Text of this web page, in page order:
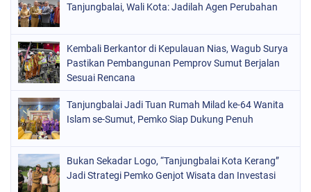
Tanjungbalai, Wali Kota: Jadilah Agen Perubahan
Kembali Berkantor di Kepulauan Nias, Wagub Surya
Pastikan Pembangunan Pemprov Sumut Berjalan
Sesuai Rencana
Tanjungbalai Jadi Tuan Rumah Milad ke-64 Wanita
Islam se-Sumut, Pemko Siap Dukung Penuh
Bukan Sekadar Logo, “Tanjungbalai Kota Kerang”
Jadi Strategi Pemko Genjot Wisata dan Investasi